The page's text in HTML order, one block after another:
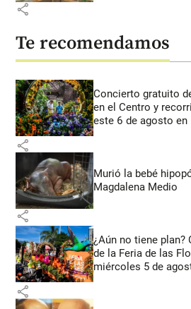
share
Te recomendamos
Concierto gratuito
en el Centro y
este 6 de agosto en
share
Murió la bebé
Magdalena Medio
share
¿Aún no tiene
de la Feria de las
miércoles 5 de
share